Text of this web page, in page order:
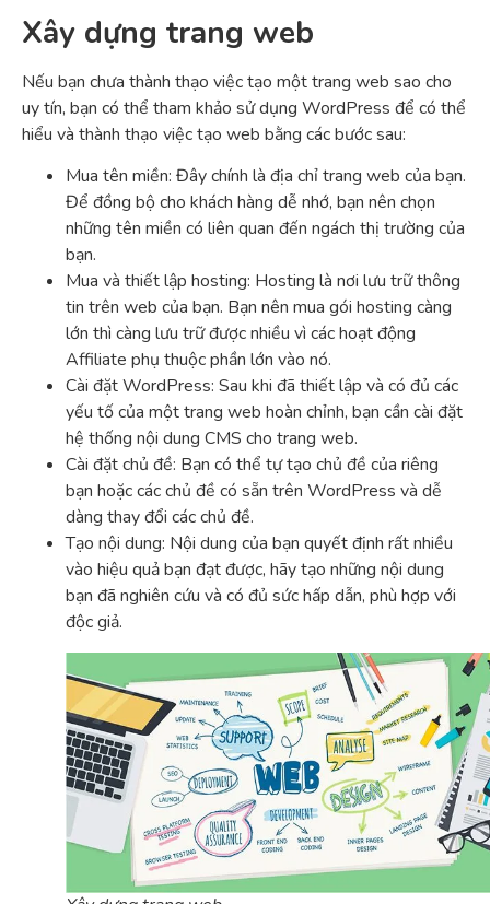
Xây dựng trang web
Nếu bạn chưa thành thạo việc tạo một trang web sao cho
uy tín, bạn có thể tham khảo sử dụng WordPress để có thể
hiểu và thành thạo việc tạo web bằng các bước sau:
Mua tên miền: Đây chính là địa chỉ trang web của bạn.
Để đồng bộ cho khách hàng dễ nhớ, bạn nên chọn
những tên miền có liên quan đến ngách thị trường của
bạn.
Mua và thiết lập hosting: Hosting là nơi lưu trữ thông
tin trên web của bạn. Bạn nên mua gói hosting càng
lớn thì càng lưu trữ được nhiều vì các hoạt động
Affiliate phụ thuộc phần lớn vào nó.
Cài đặt WordPress: Sau khi đã thiết lập và có đủ các
yếu tố của một trang web hoàn chỉnh, bạn cần cài đặt
hệ thống nội dung CMS cho trang web.
Cài đặt chủ đề: Bạn có thể tự tạo chủ đề của riêng
bạn hoặc các chủ đề có sẵn trên WordPress và dễ
dàng thay đổi các chủ đề.
Tạo nội dung: Nội dung của bạn quyết định rất nhiều
vào hiệu quả bạn đạt được, hãy tạo những nội dung
bạn đã nghiên cứu và có đủ sức hấp dẫn, phù hợp với
độc giả.